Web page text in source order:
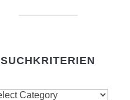
SUCHKRITERIEN